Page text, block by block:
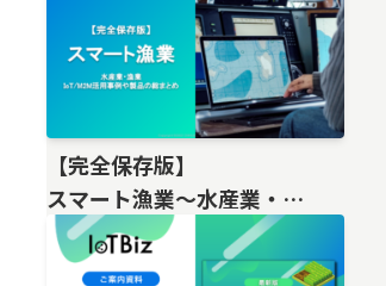
【完全保存版】
スマート漁業〜水産業・
漁業IoT/M2M活用事例や製品の総